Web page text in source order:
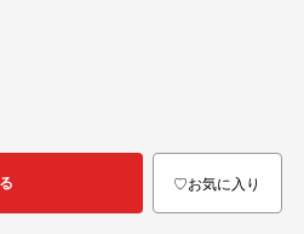
♡お気に入り